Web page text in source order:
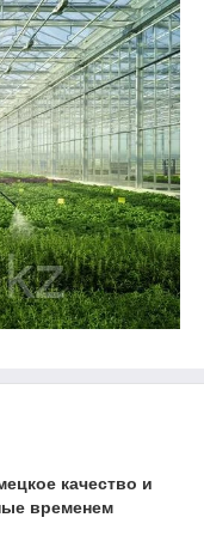
качество и
временем